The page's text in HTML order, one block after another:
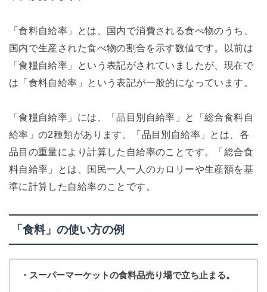
「食料自給率」とは、国内で消費される食べ物のうち、
国内で生産された食べ物の割合を示す数値です。以前は
「食糧自給率」という表記がされていましたが、現在で
は「食料自給率」という表記が一般的になっています。
「食糧自給率」には、「品目別自給率」と「総合食料自
給率」の2種類があります。「品目別自給率」とは、各
品目の重量により計算した自給率のことです。「総合食
料自給率」とは、国民一人一人のカロリーや生産額を基
準に計算した自給率のことです。
「食料」の使い方の例
・スーパーマーケットの食料品売り場で立ち止まる。